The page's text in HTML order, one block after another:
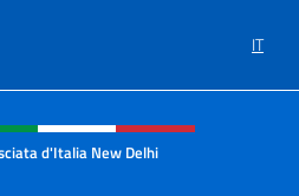
IT
social e menù
d'Italia New Delhi